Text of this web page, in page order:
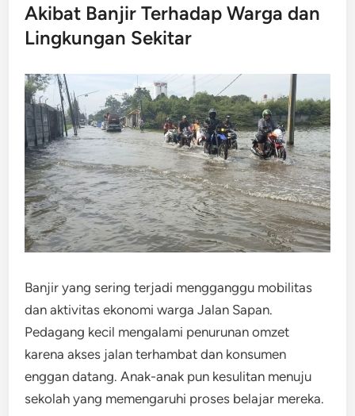
Akibat Banjir Terhadap Warga dan
Lingkungan Sekitar
Banjir yang sering terjadi mengganggu mobilitas
dan aktivitas ekonomi warga Jalan Sapan.
Pedagang kecil mengalami penurunan omzet
karena akses jalan terhambat dan konsumen
enggan datang. Anak-anak pun kesulitan menuju
sekolah yang memengaruhi proses belajar mereka.